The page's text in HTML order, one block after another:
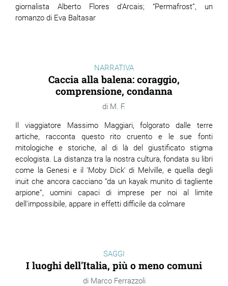
giornalista Alberto Flores d'Arcais; “Permafrost”, un
romanzo di Eva Baltasar
NARRATIVA
Caccia alla balena: coraggio,
comprensione, condanna
M. F.
Il viaggiatore Massimo Maggiari, folgorato dalle terre
artiche, racconta questo rito cruento e le sue fonti
mitologiche e storiche, al di là del giustificato stigma
ecologista. La distanza tra la nostra cultura, fondata su libri
come la Genesi e il 'Moby Dick' di Melville, e quella degli
inuit che ancora cacciano “da un kayak munito di tagliente
arpione”, uomini capaci di imprese per noi al limite
dell'impossibile, appare in effetti difficile da colmare
SAGGI
I luoghi dell'Italia, più o meno comuni
Marco Ferrazzoli